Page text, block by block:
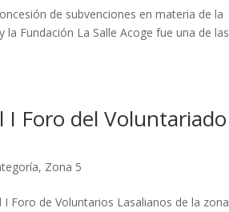
de subvenciones en materia de la
Fundación La Salle Acoge fue una de las
I Foro del Voluntariado
, Zona 5
Foro de Voluntarios Lasalianos de la zona